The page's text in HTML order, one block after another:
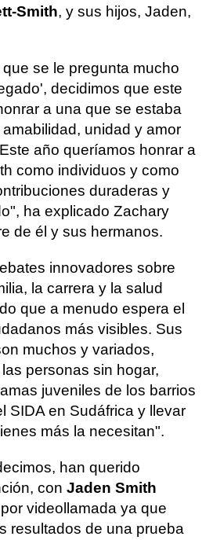
Smith, y sus hijos, Jaden,
se le pregunta mucho
decidimos que este
a una que se estaba
unidad y amor
año queríamos honrar a
como individuos y como
duraderas y
ha explicado Zachary
de él y sus hermanos.
innovadores sobre
la carrera y la salud
que a menudo espera el
más visibles. Sus
muchos y variados,
personas sin hogar,
juveniles de los barrios
SIDA en Sudáfrica y llevar
más la necesitan".
han querido
con Jaden Smith
videollamada ya que
resultados de una prueba